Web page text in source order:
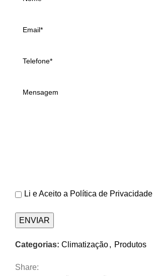
Li e Aceito a Política de Privacidade
Categorias: Climatização, Produtos
Share: